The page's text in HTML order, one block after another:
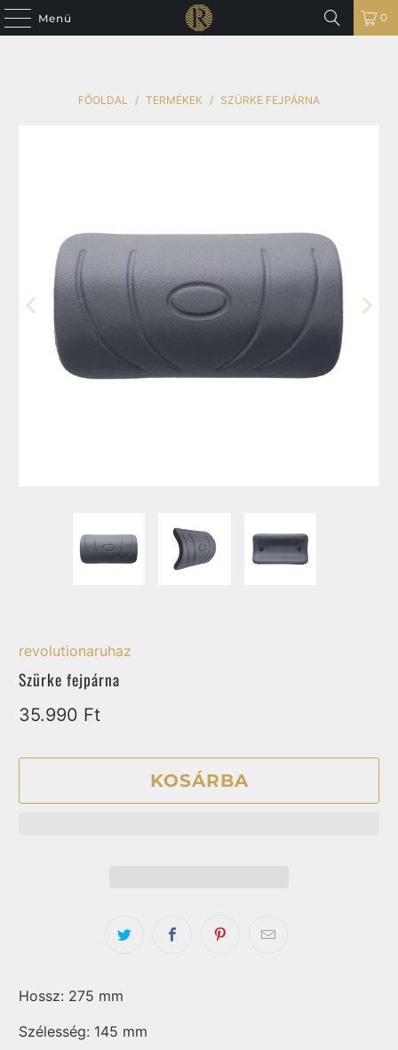
Menü 0
FŐOLDAL / TERMÉKEK / SZÜRKE FEJPÁRNA
revolutionaruhaz
Szürke fejpárna
35.990 Ft
KOSÁRBA
Hossz: 275 mm
Szélesség: 145 mm